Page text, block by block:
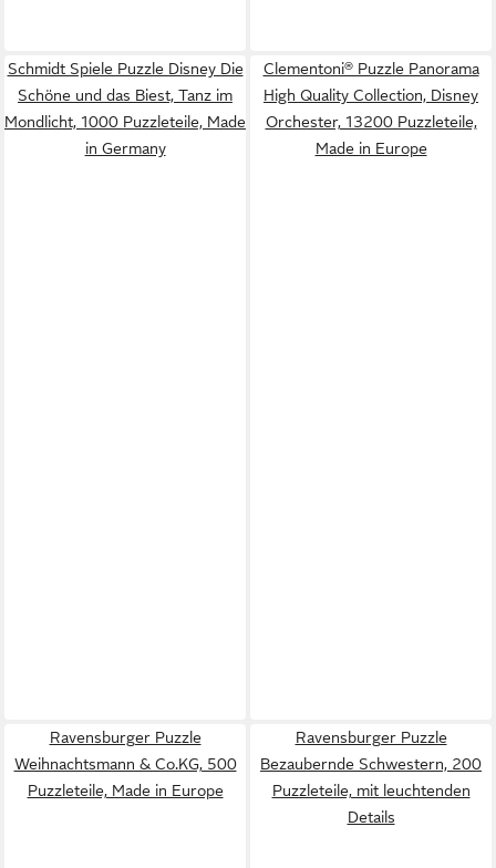
Schmidt Spiele Puzzle Disney Die
Schöne und das Biest, Tanz im
Mondlicht, 1000 Puzzleteile, Made
in Germany
Clementoni® Puzzle Panorama
High Quality Collection, Disney
Orchester, 13200 Puzzleteile,
Made in Europe
Ravensburger Puzzle
Weihnachtsmann & Co.KG, 500
Puzzleteile, Made in Europe
Ravensburger Puzzle
Bezaubernde Schwestern, 200
Puzzleteile, mit leuchtenden
Details